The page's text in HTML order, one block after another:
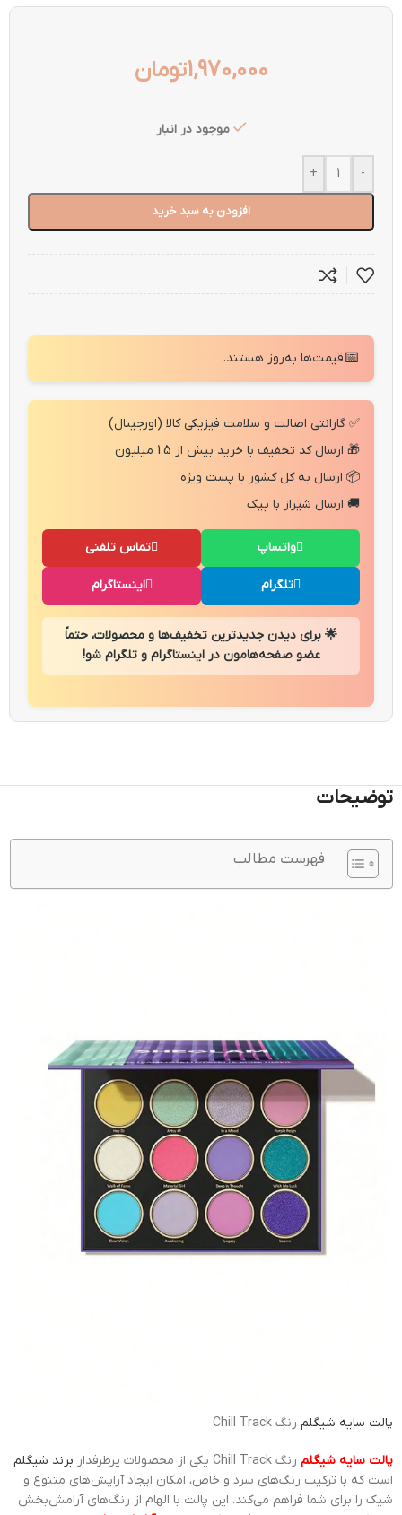
1,970,000تومان
موجود در انبار
-
+
افزودن به سبد خرید
📅قیمت‌ها به‌روز هستند.
✅ گارانتی اصالت و سلامت فیزیکی کالا (اورجینال)
🎁 ارسال کد تخفیف با خرید بیش از 1.5 میلیون
📦 ارسال به کل کشور با پست ویژه
🚚 ارسال شیراز با پیک
تماس تلفنی واتساپ
اینستاگرام تلگرام
🌟 برای دیدن جدیدترین تخفیف‌ها و محصولات، حتماً
عضو صفحه‌هامون در اینستاگرام و تلگرام شو!
توضیحات
فهرست مطالب
پالت سایه شیگلم رنگ Chill Track
پالت سایه شیگلم رنگ Chill Track یکی از محصولات پرطرفدار
برند شیگلم
است که با ترکیب رنگ‌های سرد و خاص، امکان ایجاد آرایش‌های متنوع و
شیک را برای شما فراهم می‌کند. این پالت با الهام از رنگ‌های آرامش‌بخش